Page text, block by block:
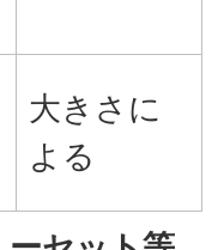
大きさに
よる